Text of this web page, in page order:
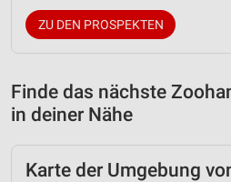
ZU DEN PROSPEKTEN
Finde das nächste
in deiner Nähe
Karte der Umgebung